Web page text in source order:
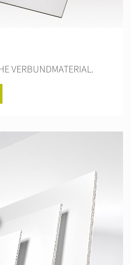
VERBUNDMATERIAL.